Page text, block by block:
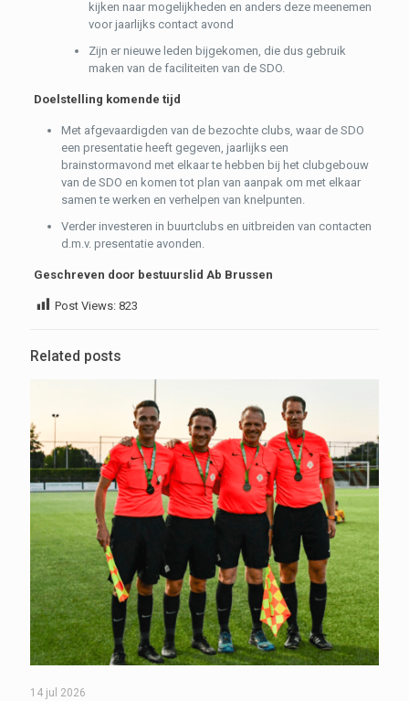
kijken naar mogelijkheden en anders deze meenemen
voor jaarlijks contact avond
Zijn er nieuwe leden bijgekomen, die dus gebruik
maken van de faciliteiten van de SDO.
Doelstelling komende tijd
Met afgevaardigden van de bezochte clubs, waar de SDO
een presentatie heeft gegeven, jaarlijks een
brainstormavond met elkaar te hebben bij het clubgebouw
van de SDO en komen tot plan van aanpak om met elkaar
samen te werken en verhelpen van knelpunten.
Verder investeren in buurtclubs en uitbreiden van contacten
d.m.v. presentatie avonden.
Geschreven door bestuurslid Ab Brussen
Post Views: 823
Related posts
14 jul 2026